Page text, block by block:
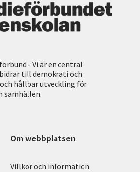
- Vi är en central
till demokrati och
hållbar utveckling för
samhällen.
Om webbplatsen
Villkor och information